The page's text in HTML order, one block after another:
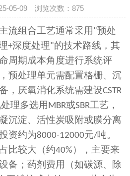
05-09 浏览次数：875
流组合工艺通常采用 "预处
+深度处理"的技术路线，其
周期成本角度进行系统评
预处理单元需配置格栅、沉
，厌氧消化系统需建设CSTR
理多选用 MBR或SBR工艺，
沉淀、活性炭吸附或膜分离
资约为8000-12000元/吨。
比较大（约40% ），主要来
备；药剂费用（如碳源、除